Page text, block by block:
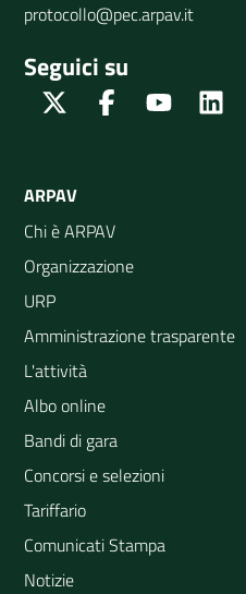
protocollo@pec.arpav.it
Seguici su
Twitter FacebookYoutube
ARPAV
Chi è ARPAV
Organizzazione
URP
Amministrazione trasparente
L'attività
Albo online
Bandi di gara
Concorsi e selezioni
Tariffario
Comunicati Stampa
Notizie